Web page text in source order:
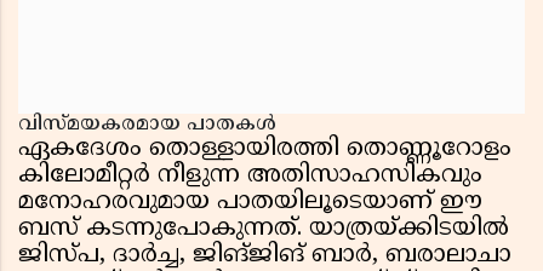
വിസ്മയകരമായ പാതകൾ
ഏകദേശം തൊള്ളായിരത്തി തൊണ്ണൂറോളം
കിലോമീറ്റർ നീളുന്ന അതിസാഹസികവും
മനോഹരവുമായ പാതയിലൂടെയാണ് ഈ
ബസ് കടന്നുപോകുന്നത്. യാത്രയ്ക്കിടയിൽ
ജിസ്പ, ദാർച്ച, ജിങ്ജിങ് ബാർ, ബരാലാചാ